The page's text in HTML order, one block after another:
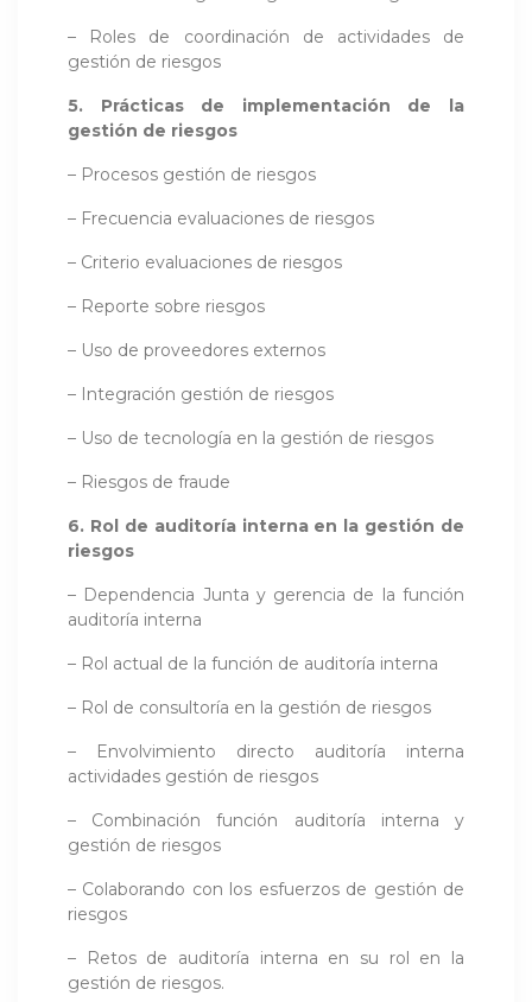
– Roles de coordinación de actividades de
gestión de riesgos
5. Prácticas de implementación de la
gestión de riesgos
– Procesos gestión de riesgos
– Frecuencia evaluaciones de riesgos
– Criterio evaluaciones de riesgos
– Reporte sobre riesgos
– Uso de proveedores externos
– Integración gestión de riesgos
– Uso de tecnología en la gestión de riesgos
– Riesgos de fraude
6. Rol de auditoría interna en la gestión de
riesgos
– Dependencia Junta y gerencia de la función
auditoría interna
– Rol actual de la función de auditoría interna
– Rol de consultoría en la gestión de riesgos
– Envolvimiento directo auditoría interna
actividades gestión de riesgos
– Combinación función auditoría interna y
gestión de riesgos
– Colaborando con los esfuerzos de gestión de
riesgos
– Retos de auditoría interna en su rol en la
gestión de riesgos.